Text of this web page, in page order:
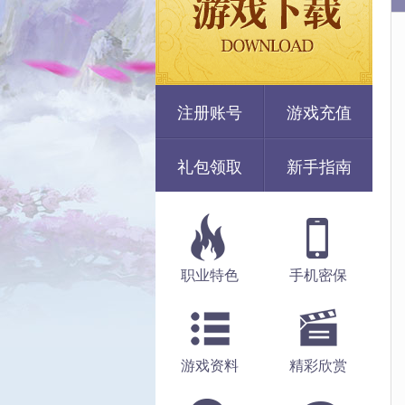
注册账号 游戏充值
礼包领取 新手指南
职业特色 手机密保
游戏资料 精彩欣赏